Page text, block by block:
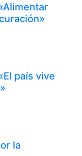
país vive
la